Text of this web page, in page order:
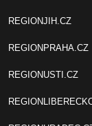
REGIONJIH.CZ
REGIONPRAHA.CZ
REGIONUSTI.CZ